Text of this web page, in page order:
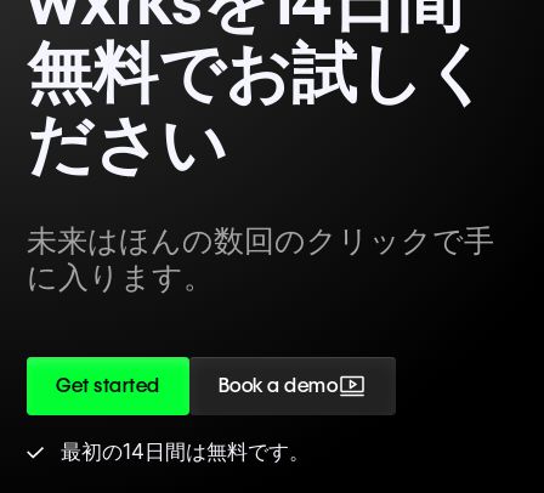
無料でお試しく
ださい
未来はほんの数回のクリックで手
に入ります。
Get started Book a demo
最初の14日間は無料です。